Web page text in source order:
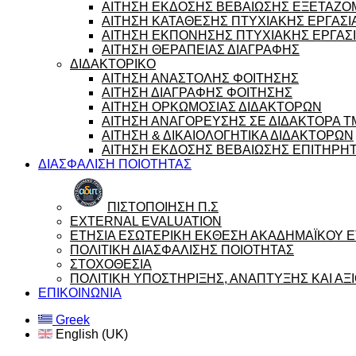
ΑΙΤΗΣΗ ΕΚΔΟΣΗΣ ΒΕΒΑΙΩΣΗΣ
ΑΙΤΗΣΗ ΚΑΤΑΘΕΣΗΣ ΠΤΥΧΙΑΚΗΣ
ΑΙΤΗΣΗ ΕΚΠΟΝΗΣΗΣ ΠΤΥΧΙΑΚΗΣ
ΑΙΤΗΣΗ ΘΕΡΑΠΕΙΑΣ ΔΙΑΓΡΑΦΗΣ
ΔΙΔΑΚΤΟΡΙΚΟ
ΑΙΤΗΣΗ ΑΝΑΣΤΟΛΗΣ ΦΟΙΤΗΣΗΣ
ΑΙΤΗΣΗ ΔΙΑΓΡΑΦΗΣ ΦΟΙΤΗΣΗΣ
ΑΙΤΗΣΗ ΟΡΚΩΜΟΣΙΑΣ ΔΙΔΑΚΤΟΡΩΝ
ΑΙΤΗΣΗ ΑΝΑΓΟΡΕΥΣΗΣ ΣΕ ΔΙΔΑΚΤΟΡΑ
ΑΙΤΗΣΗ & ΔΙΚΑΙΟΛΟΓΗΤΙΚΑ ΔΙΔΑΚΤΟΡΩΝ
ΑΙΤΗΣΗ ΕΚΔΟΣΗΣ ΒΕΒΑΙΩΣΗΣ
ΔΙΑΣΦΑΛΙΣΗ ΠΟΙΟΤΗΤΑΣ
ΠΙΣΤΟΠΟΙΗΣΗ Π.Σ
EXTERNAL EVALUATION
ΕΤΗΣΙΑ ΕΣΩΤΕΡΙΚΗ ΕΚΘΕΣΗ ΑΚΑΔΗΜΑΪΚΟΥ
ΠΟΛΙΤΙΚΗ ΔΙΑΣΦΑΛΙΣΗΣ ΠΟΙΟΤΗΤΑΣ
ΣΤΟΧΟΘΕΣΙΑ
ΠΟΛΙΤΙΚΗ ΥΠΟΣΤΗΡΙΞΗΣ, ΑΝΑΠΤΥΞΗΣ ΚΑΙ
ΕΠΙΚΟΙΝΩΝΙΑ
Greek
English (UK)